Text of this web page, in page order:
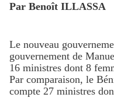
Par Benoît ILLASSA
Le nouveau
gouvernement de
16 ministres dont 8
Par comparaison, le
compte 27 ministres